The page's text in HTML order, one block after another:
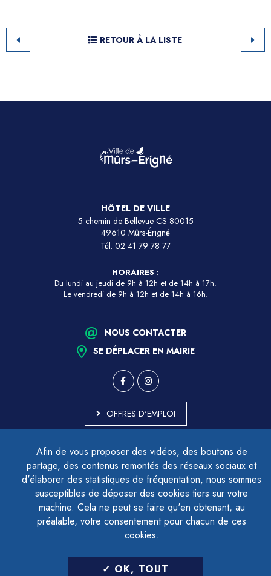
Afin de vous proposer des vidéos, des boutons de
partage, des contenus remontés des réseaux sociaux et
d'élaborer des statistiques de fréquentation, nous sommes
susceptibles de déposer des cookies tiers sur votre
machine. Cela ne peut se faire qu'en obtenant, au
préalable, votre consentement pour chacun de ces
cookies.
OK, TOUT
RETOUR À LA LISTE
HÔTEL DE VILLE
5 chemin de Bellevue CS 80015
49610 Mûrs-Érigné
Tél. 02 41 79 78 77
HORAIRES :
Du lundi au jeudi de 9h à 12h et de 14h à 17h.
Le vendredi de 9h à 12h et de 14h à 16h.
NOUS CONTACTER
SE DÉPLACER EN MAIRIE
OFFRES D'EMPLOI
ACCESSIBILITÉ - PARTIELLEMENT CONFORME
PLAN DU SITE
MENTIONS LÉGALES
CONTACTER LE DÉLÉGUÉ À LA PROTECTION DES DONNÉES
GESTION DES COOKIES
LETTRE D'INFORMATION